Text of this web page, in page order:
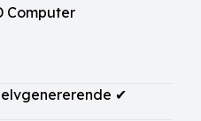
Computer
✔